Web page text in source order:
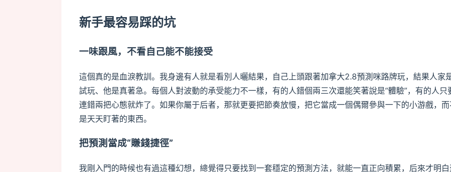
新手最容易踩的坑
一味跟風，不看自己能不能接受
這個真的是血淚教訓。我身邊有人就是看別人曬結果，自己上頭跟著加拿大2.8預測咪路牌玩，結果人家
試玩、他是真著急。每個人對波動的承受能力不一樣，有的人錯個兩三次還能笑著說是“體驗”，有的人只
連錯兩把心態就炸了。如果你屬于后者，那就更要把節奏放慢，把它當成一個偶爾參與一下的小游戲，
是天天盯著的東西。
把預測當成“賺錢捷徑”
我剛入門的時候也有過這種幻想，總覺得只要找到一套穩定的預測方法，就能一直正向積累，后來才明